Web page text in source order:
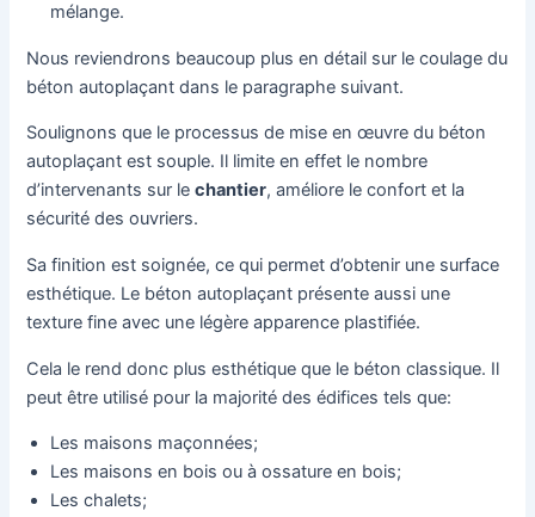
mélange.
Nous reviendrons beaucoup plus en détail sur le coulage du
béton autoplaçant dans le paragraphe suivant.
Soulignons que le processus de mise en œuvre du béton
autoplaçant est souple. Il limite en effet le nombre
d’intervenants sur lechantier, améliore le confort et la
sécurité des ouvriers.
Sa finition est soignée, ce qui permet d’obtenir une surface
esthétique. Le béton autoplaçant présente aussi une
texture fine avec une légère apparence plastifiée.
Cela le rend donc plus esthétique que le béton classique. Il
peut être utilisé pour la majorité des édifices tels que:
Les maisons maçonnées;
Les maisons en bois ou à ossature en bois;
Les chalets;